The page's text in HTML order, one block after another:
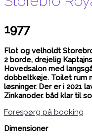
1977
Flot og velholdt
2 borde, drejelig
Hovedsalon med
dobbeltkøje. Toilet rum
løsninger. Der er i 2021
Zinkanoder. båd klar til
Forespørg på booking
Dimensioner